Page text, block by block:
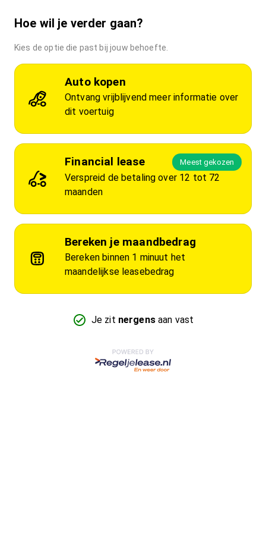
Hoe wil je verder gaan?
Kies de optie die past bij jouw behoefte.
Auto kopen
Ontvang vrijblijvend meer informatie over
dit voertuig
Financial lease Meest gekozen
Verspreid de betaling over 12 tot 72
maanden
Bereken je maandbedrag
Bereken binnen 1 minuut het
maandelijkse leasebedrag
Je zit nergensaan vast